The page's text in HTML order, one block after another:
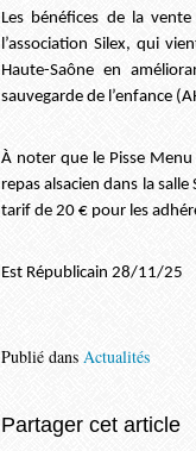
Les bénéfices de la
l’association Silex, qui
Haute-Saône en
sauvegarde de l’enfance
À noter que le Pisse
repas alsacien dans la
tarif de 20 € pour les
Est Républicain 28/11/25
Publié dans Actualités
Partager cet article